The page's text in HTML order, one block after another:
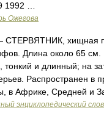
1992 …
Ожегова
СТЕРВЯТНИК, хищная
Длина около 65 см.
тонкий и длинный; на
Распространен в
в Африке, Средней и
энциклопедический